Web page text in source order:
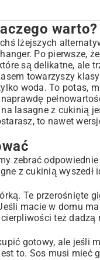
krok po kroku
warto?
lżejszych
Po pierwsze,
są delikatne, ale
towarzyszy
woda. To potas,
lasagne z cukinią
to nawet
zebrać
z cukinią wyszedł
Te
macie w domu
też
gotowy, ale jeśli
to. Sos musi mieć